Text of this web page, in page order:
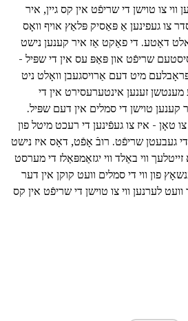
ווי צו טוישן די שריפֿט אין קס גיין, איר
צו געפינען אַ פּאַסיק פּלאַץ אויף וואָס
דאַטע. די פאַקט אַז איר קענען נישט
שריפֿט און פּאַפּ עס אין די שפּיל -
מיט דעם אַרויסגעבן וואָלט ניט
מענטשן זענען אינטערעסירט אין די
קענען טוישן די סמלים אין דעם שפּיל.
טאָן - איז צו געפֿינען די רעכט מיטל פון
געבעטן שריפֿט. רובֿ אָפֿט, דאָס איז נישט
ווי באַלד ווי יגזאַמפּאַלז די מערסט
פון ווי די סמלים וועט קוקן אין דער
לערנען ווי צו טוישן די שריפֿט אין קס